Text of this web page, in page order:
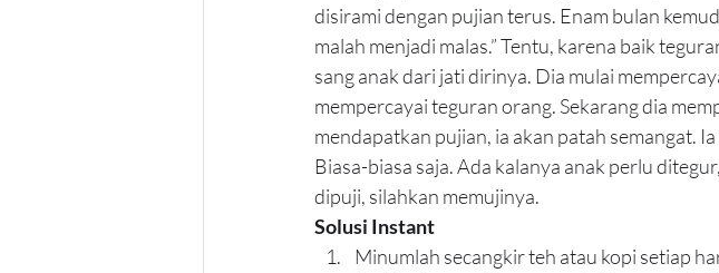
disirami dengan pujian terus. Enam bulan
malah menjadi malas.” Tentu, karena baik
sang anak dari jati dirinya. Dia mulai
mempercayai teguran orang. Sekarang dia
mendapatkan pujian, ia akan patah semangat.
Biasa-biasa saja. Ada kalanya anak perlu
dipuji, silahkan memujinya.
Solusi Instant
Minumlah secangkir teh atau kopi setiap